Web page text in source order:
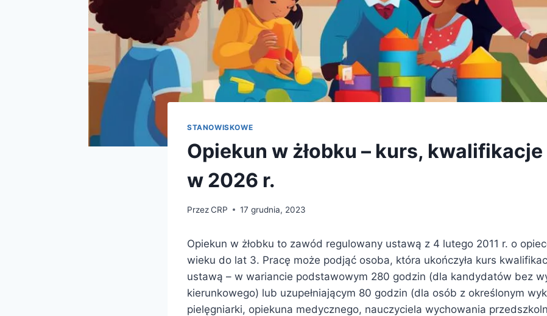
STANOWISKOWE
Opiekun w żłobku – kurs,
w 2026 r.
PrzezCRP 17 grudnia, 2023
Opiekun w żłobku to zawód regulowany ustawą z 4 lutego 2011 r. o
wieku do lat 3. Pracę może podjąć osoba, która ukończyła kurs
ustawą – w wariancie podstawowym 280 godzin (dla kandydatów bez
kierunkowego) lub uzupełniającym 80 godzin (dla osób z określonym
pielęgniarki, opiekuna medycznego, nauczyciela wychowania